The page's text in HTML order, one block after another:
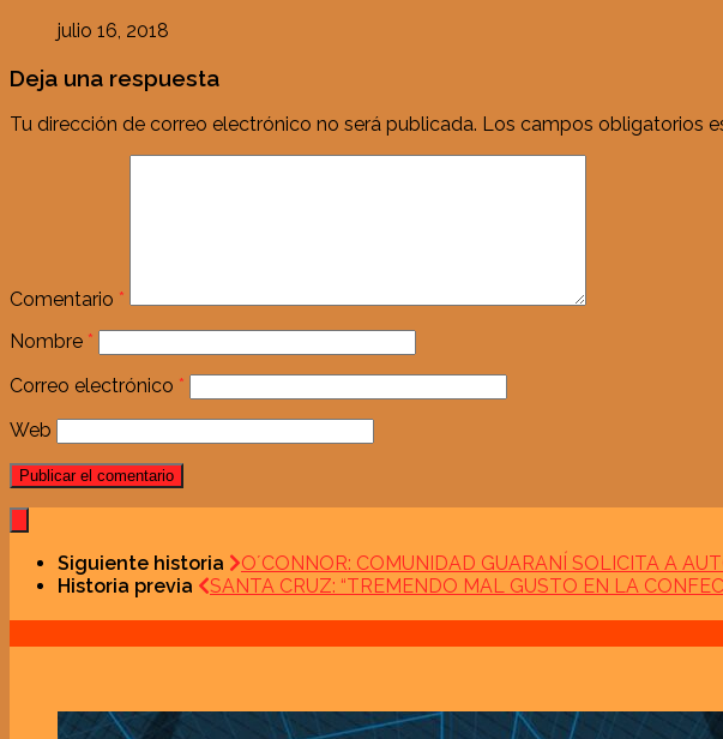
julio 16, 2018
Deja una respuesta
Tu dirección de correo electrónico no será publicada. Los campos obligatorios
Comentario *
Nombre *
Correo electrónico *
Web
Siguiente historia
O´CONNOR: COMUNIDAD GUARANÍ SOLICITA A
Historia previa
SANTA CRUZ: “TREMENDO MAL GUSTO EN LA